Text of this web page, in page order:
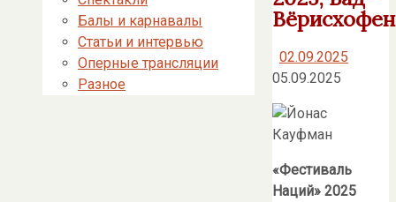
Вёрисхофен
02.09.2025
05.09.2025
«Фестиваль
Наций» 2025
Балы и карнавалы
Статьи и интервью
Оперные трансляции
Разное